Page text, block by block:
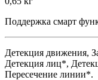
Поддержка смарт
Детекция движения,
Детекция лиц*,
Пересечение линии*.